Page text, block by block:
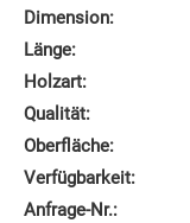
Dimension:
Länge:
Holzart:
Qualität:
Oberfläche:
Verfügbarkeit:
Anfrage‑Nr.: